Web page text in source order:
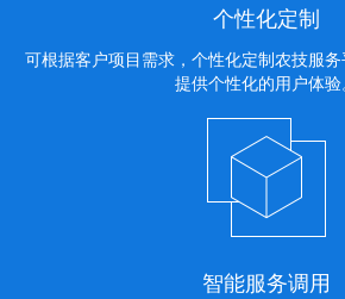
个性化定制
可根据客户项目需求，个性化定制农技服
提供个性化的用户体验
智能服务调用